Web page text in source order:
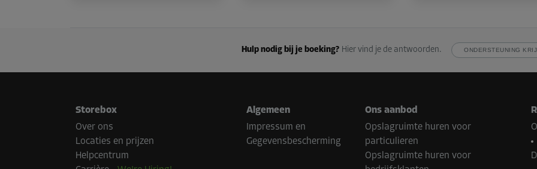
Hulp nodig bij je boeking? Hier vind je de antwoorden. ONDERSTEUNING
Storebox
Over ons
Locaties en prijzen
Helpcentrum
Algemeen
Impressum en
Gegevensbescherming
Ons aanbod
Opslagruimte huren voor
particulieren
Opslagruimte huren voor